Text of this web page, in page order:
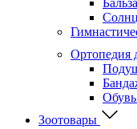
Ортопедия
Обувь
Зоотовары